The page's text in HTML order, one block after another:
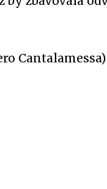
Cantalamessa)